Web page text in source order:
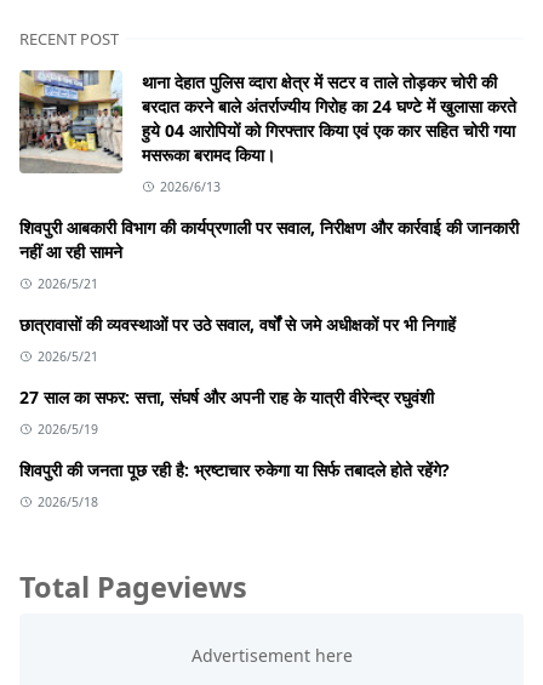
RECENT POST
थाना देहात पुलिस व्दारा क्षेत्र में सटर व ताले तोड़कर चोरी की
बरदात करने बाले अंतर्राज्यीय गिरोह का 24 घण्टे में खुलासा करते
हुये 04 आरोपियों को गिरफ्तार किया एवं एक कार सहित चोरी गया
मसरूका बरामद किया।
2026/6/13
शिवपुरी आबकारी विभाग की कार्यप्रणाली पर सवाल, निरीक्षण और कार्रवाई की जानकारी
नहीं आ रही सामने
2026/5/21
छात्रावासों की व्यवस्थाओं पर उठे सवाल, वर्षों से जमे अधीक्षकों पर भी निगाहें
2026/5/21
27 साल का सफर: सत्ता, संघर्ष और अपनी राह के यात्री वीरेन्द्र रघुवंशी
2026/5/19
शिवपुरी की जनता पूछ रही है: भ्रष्टाचार रुकेगा या सिर्फ तबादले होते रहेंगे?
2026/5/18
Total Pageviews